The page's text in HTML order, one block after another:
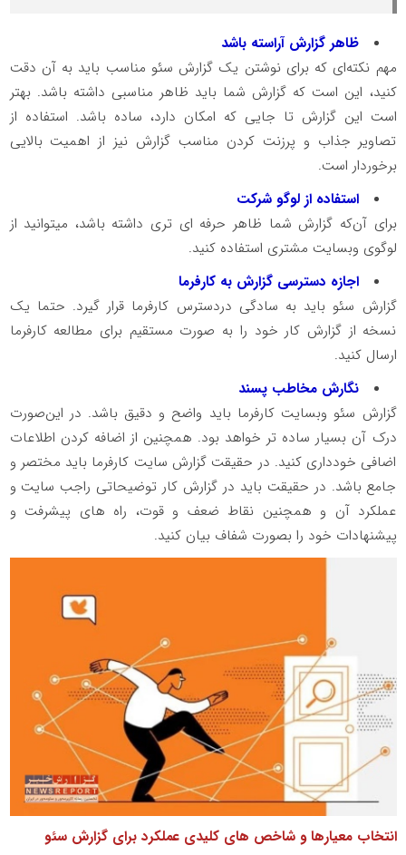
ظاهر گزارش آراسته باشد
مهم نکته‌ای که برای نوشتن یک گزارش سئو مناسب باید به آن دقت
کنید، این است که گزارش شما باید ظاهر مناسبی داشته باشد. بهتر
است این گزارش تا جایی که امکان دارد، ساده باشد. استفاده از
تصاویر جذاب و پرزنت کردن مناسب گزارش نیز از اهمیت بالایی
برخوردار است.
استفاده از لوگو شرکت
برای آن‌که گزارش شما ظاهر حرفه ای تری داشته باشد، میتوانید از
لوگوی وبسایت مشتری استفاده کنید.
اجازه دسترسی گزارش به کارفرما
گزارش سئو باید به سادگی دردسترس کارفرما قرار گیرد. حتما یک
نسخه از گزارش کار خود را به صورت مستقیم برای مطالعه کارفرما
ارسال کنید.
نگارش مخاطب پسند
گزارش سئو وبسایت کارفرما باید واضح و دقیق باشد. در این‌صورت
درک آن بسیار ساده تر خواهد بود. همچنین از اضافه کردن اطلاعات
اضافی خودداری کنید. در حقیقت گزارش سایت کارفرما باید مختصر و
جامع باشد. در حقیقت باید در گزارش کار توضیحاتی راجب سایت و
عملکرد آن و همچنین نقاط ضعف و قوت، راه های پیشرفت و
پیشنهادات خود را بصورت شفاف بیان کنید.
انتخاب معیارها و شاخص های کلیدی عملکرد برای گزارش سئو